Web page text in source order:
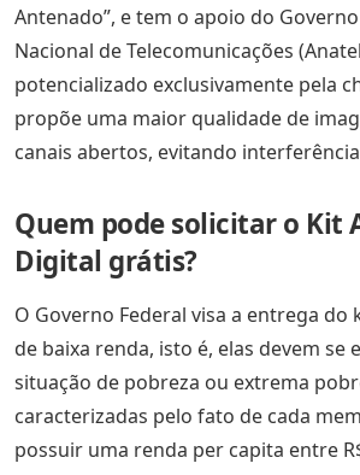
Antenado”, e tem o apoio do
Nacional de Telecomunicações
potencializado exclusivamente pela
propõe uma maior qualidade de
canais abertos, evitando
Quem pode solicitar o Kit
Digital grátis?
O Governo Federal visa a entrega do
de baixa renda, isto é, elas devem se
situação de pobreza ou extrema
caracterizadas pelo fato de cada
possuir uma renda per capita entre